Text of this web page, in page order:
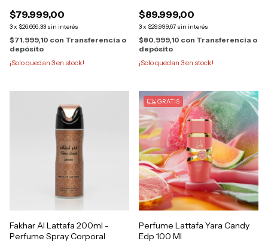
$79.999,00
3x $26.666,33 sin interés
$71.999,10 con Transferencia o
depósito
¡Solo quedan 3en stock!
$89.999,00
3x $29.999,67 sin interés
$80.999,10 con Transferencia o
depósito
¡Solo quedan 3en stock!
Fakhar Al Lattafa 200ml -
Perfume Spray Corporal
GRATIS
Perfume Lattafa Yara Candy
Edp 100 Ml